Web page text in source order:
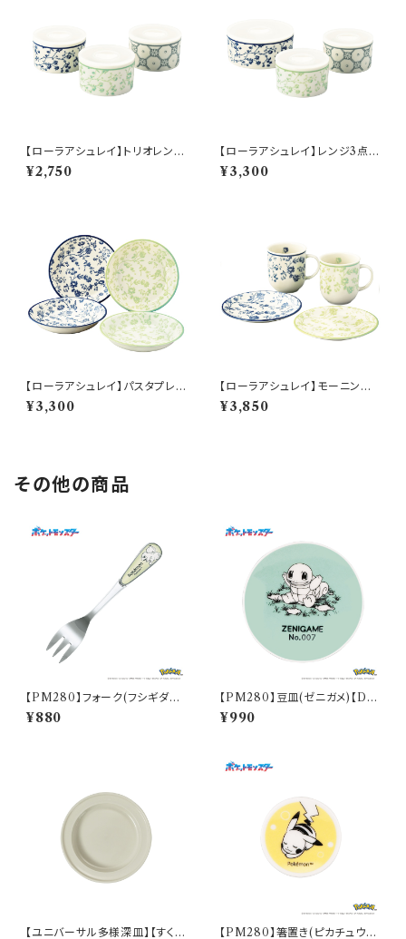
【ローラアシュレイ】トリオレンジ
セット【LA110】LA110-82−S3
¥2,750
【ローラアシュレイ】レンジ3点セ
ット【LA110】LA110-82−3
¥3,300
【ローラアシュレイ】パスタプレ
ートセット【LA110】LA110-184
¥3,300
【ローラアシュレイ】モーニング
ペアセット【LA110】LA110-17
¥3,850
その他の商品
【PM280】フォーク(フシギダネ)
【Daily Sketch】PM281-851
¥880
【PM280】豆皿(ゼニガメ)【Dail
y Sketch】PM283-333
¥990
【ユニバーサル多様深皿】【すくい
【PM280】箸置き(ピカチュウ)